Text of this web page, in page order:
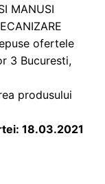
MANUSI
ofertele
3 Bucuresti,
produsului
18.03.2021